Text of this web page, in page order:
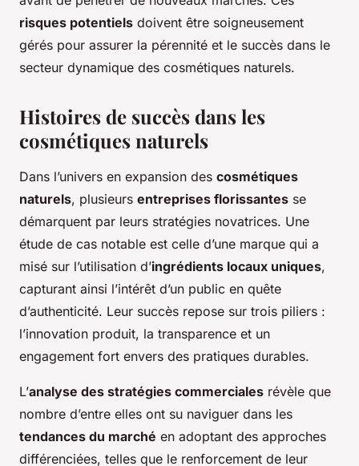
risques potentiels doivent être soigneusement
gérés pour assurer la pérennité et le succès dans le
secteur dynamique des cosmétiques naturels.
Histoires de succès dans les
cosmétiques naturels
Dans l’univers en expansion des cosmétiques
naturels, plusieurs entreprises florissantes se
démarquent par leurs stratégies novatrices. Une
étude de cas notable est celle d’une marque qui a
misé sur l’utilisation d’ingrédients locaux uniques,
capturant ainsi l’intérêt d’un public en quête
d’authenticité. Leur succès repose sur trois piliers :
l’innovation produit, la transparence et un
engagement fort envers des pratiques durables.
L’analyse des stratégies commerciales révèle que
nombre d’entre elles ont su naviguer dans les
tendances du marché en adoptant des approches
différenciées, telles que le renforcement de leur